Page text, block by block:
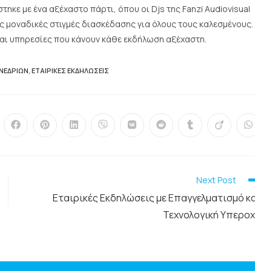
με ένα αξέχαστο πάρτι, όπου οι Djs της Fanzi Audiovisual
στιγμές διασκέδασης για όλους τους καλεσμένους.
υπηρεσίες που κάνουν κάθε εκδήλωση αξέχαστη.
, ΕΤΑΙΡΙΚΈΣ ΕΚΔΗΛΏΣΕΙΣ
Next Post
Εταιρικές Εκδηλώσεις με Επαγγελματισμό
Τεχνολογική